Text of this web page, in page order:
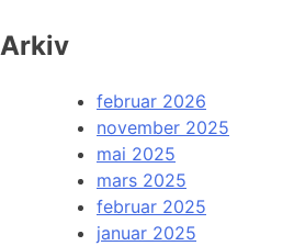
Arkiv
februar 2026
november 2025
mai 2025
mars 2025
februar 2025
januar 2025